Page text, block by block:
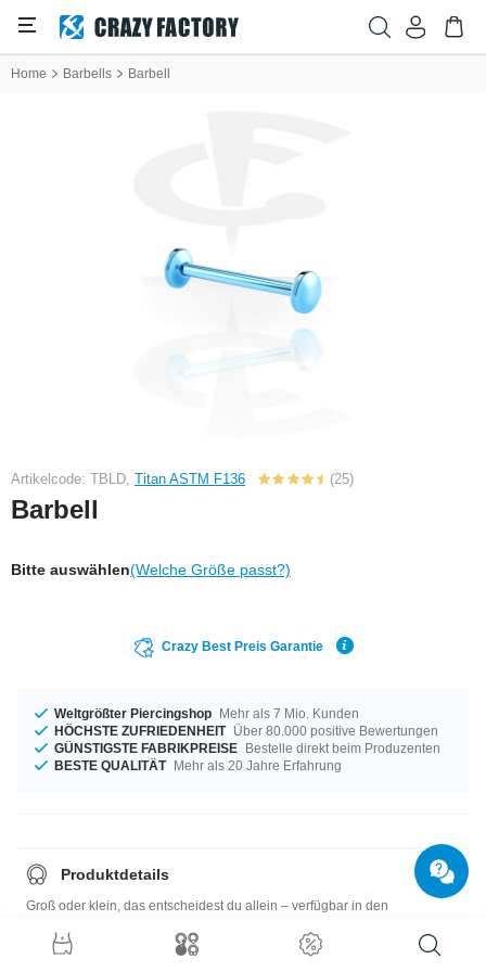
Home Barbells Barbell
Artikelcode: TBLD, Titan ASTM F136 (25)
Barbell
Bitte auswählen(Welche Größe passt?)
Crazy Best Preis Garantie
Weltgrößter Piercingshop Mehr als 7 Mio. Kunden
HÖCHSTE ZUFRIEDENHEIT Über 80.000 positive Bewertungen
GÜNSTIGSTE FABRIKPREISE Bestelle direkt beim Produzenten
BESTE QUALITÄT Mehr als 20 Jahre Erfahrung
Produktdetails
Groß oder klein, das entscheidest du allein – verfügbar in den
Lager vorrätig. Wähle deine Lieblingsfarbe, zum Beispiel Kobalt oder
Gelb. Bei den Aufsätzen hast du die Wahl: 3 mm bis 5 mm - was passt am